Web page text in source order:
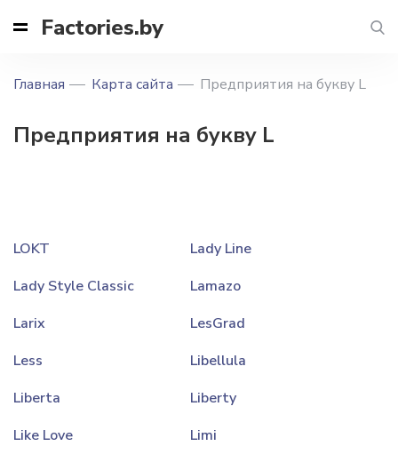
Factories.by
Главная Карта сайта Предприятия на букву L
Предприятия на букву L
LOKT
Lady Line
Lady Style Classic
Lamazo
Larix
LesGrad
Less
Libellula
Liberta
Liberty
Like Love
Limi